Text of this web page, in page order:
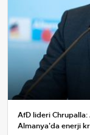
AfD lideri Chrupalla:
Almanya'da enerji